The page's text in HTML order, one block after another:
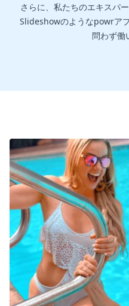
さらに、私たちのエキスパ
Slideshowのようなpowrア
問わず働